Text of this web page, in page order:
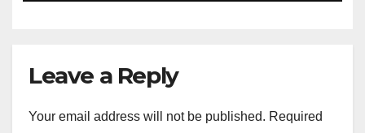
Leave a Reply
Your email address will not be published. Required